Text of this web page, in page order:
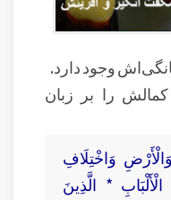
وجود دارد.
را بر زبان
وَاخْتِلَافِ
الْأَلْبَابِ * الَّذِينَ